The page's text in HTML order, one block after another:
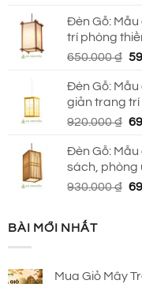
Đèn Gỗ:
trí phòng
650.000₫
là:
Đèn Gỗ:
giản trang trí
920.000₫
là:
Đèn Gỗ:
sách, phòng
930.000₫
BÀI MỚI NHẤT
Mua Giỏ Mây